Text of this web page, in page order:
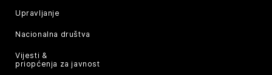
Upravljanje
Nacionalna društva
Vijesti &
priopćenja za javnost